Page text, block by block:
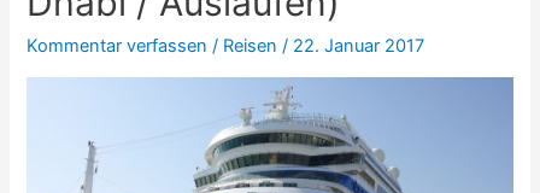
(Manamah
/Kommentar verfassen / Reisen / 22. Januar 2017